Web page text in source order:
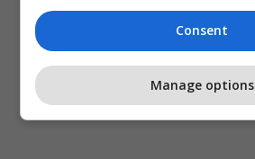
Consent
Manage options